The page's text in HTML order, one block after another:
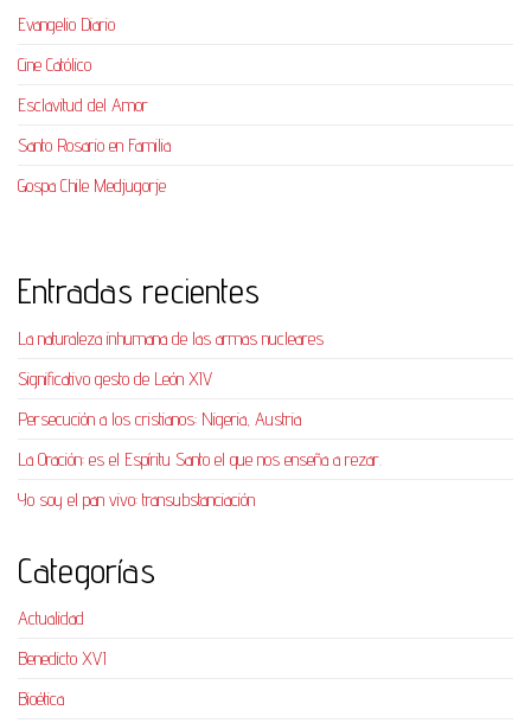
Evangelio Diario
Cine Católico
Esclavitud del Amor
Santo Rosario en Familia
Gospa Chile Medjugorje
Entradas recientes
La naturaleza inhumana de las armas nucleares
Significativo gesto de León XIV
Persecución a los cristianos: Nigeria, Austria
La Oración: es el Espíritu Santo el que nos enseña a rezar.
Yo soy el pan vivo: transubstanciación
Categorías
Actualidad
Benedicto XVI
Bioética